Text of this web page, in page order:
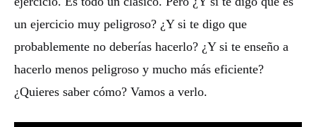
un ejercicio muy peligroso? ¿Y si te digo que
probablemente no deberías hacerlo? ¿Y si te enseño a
hacerlo menos peligroso y mucho más eficiente?
¿Quieres saber cómo? Vamos a verlo.